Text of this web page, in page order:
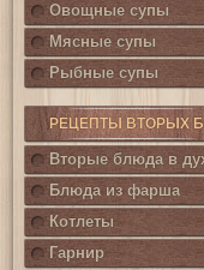
Овощные супы
Мясные супы
Рыбные супы
РЕЦЕПТЫ ВТОРЫХ
Вторые блюда в
Блюда из фарша
Котлеты
Гарнир